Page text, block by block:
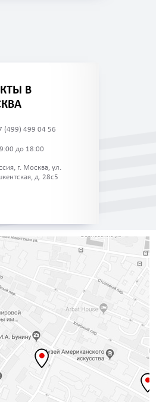
В
(499) 499 04 56
до 18:00
г. Москва, ул.
д. 28с5